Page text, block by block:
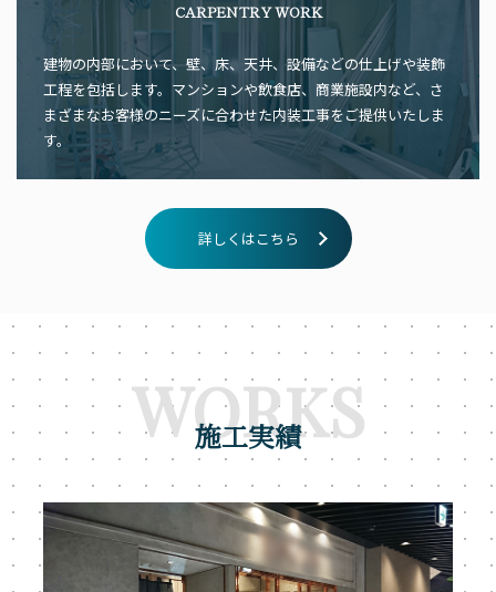
CARPENTRY WORK
建物の内部において、壁、床、天井、設備などの仕上げや装飾
工程を包括します。マンションや飲食店、商業施設内など、さ
まざまなお客様のニーズに合わせた内装工事をご提供いたしま
す。
詳しくはこちら
WORKS
施工実績